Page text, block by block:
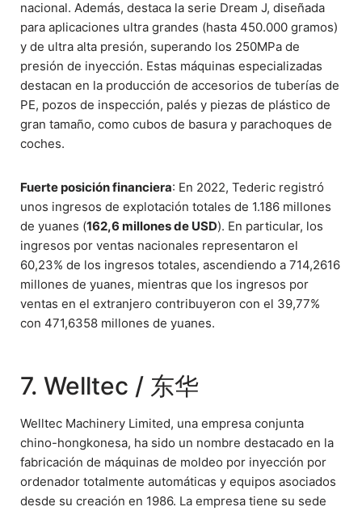
nacional. Además, destaca la serie Dream J, diseñada
para aplicaciones ultra grandes (hasta 450.000 gramos)
y de ultra alta presión, superando los 250MPa de
presión de inyección. Estas máquinas especializadas
destacan en la producción de accesorios de tuberías de
PE, pozos de inspección, palés y piezas de plástico de
gran tamaño, como cubos de basura y parachoques de
coches.
Fuerte posición financiera: En 2022, Tederic registró
unos ingresos de explotación totales de 1.186 millones
de yuanes (162,6 millones de USD). En particular, los
ingresos por ventas nacionales representaron el
60,23% de los ingresos totales, ascendiendo a 714,2616
millones de yuanes, mientras que los ingresos por
ventas en el extranjero contribuyeron con el 39,77%
con 471,6358 millones de yuanes.
7. Welltec / 东华
Welltec Machinery Limited, una empresa conjunta
chino-hongkonesa, ha sido un nombre destacado en la
fabricación de máquinas de moldeo por inyección por
ordenador totalmente automáticas y equipos asociados
desde su creación en 1986. La empresa tiene su sede